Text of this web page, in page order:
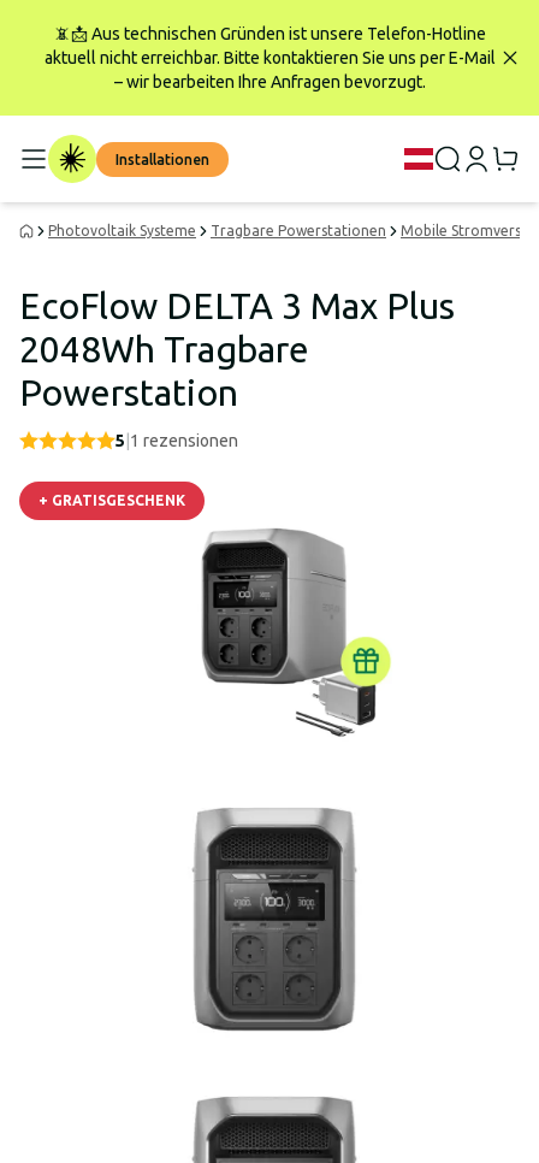
📵📩 Aus technischen Gründen ist unsere Telefon-Hotline
aktuell nicht erreichbar. Bitte kontaktieren Sie uns per E-Mail
– wir bearbeiten Ihre Anfragen bevorzugt.
Installationen
Photovoltaik Systeme Tragbare Powerstationen Mobile
EcoFlow DELTA 3 Max Plus
2048Wh Tragbare
Powerstation
5 1 rezensionen
+ GRATISGESCHENK